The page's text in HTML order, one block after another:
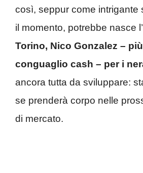
così, seppur come intrigante
il momento, potrebbe nasce
Torino, Nico Gonzalez –
conguaglio cash – per i
ancora tutta da sviluppare:
se prenderà corpo nelle
di mercato.